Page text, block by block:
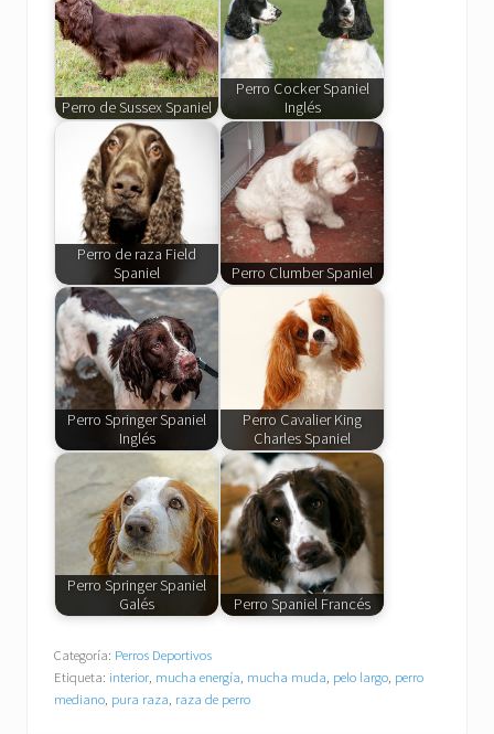
Perro de Sussex Spaniel
Perro Cocker Spaniel
Inglés
Perro de raza Field
Spaniel
Perro Clumber Spaniel
Perro Springer Spaniel
Inglés
Perro Cavalier King
Charles Spaniel
Perro Springer Spaniel
Galés
Perro Spaniel Francés
Categoría: Perros Deportivos
Etiqueta: interior mucha energía mucha muda pelo largo perro
mediano pura raza raza de perro